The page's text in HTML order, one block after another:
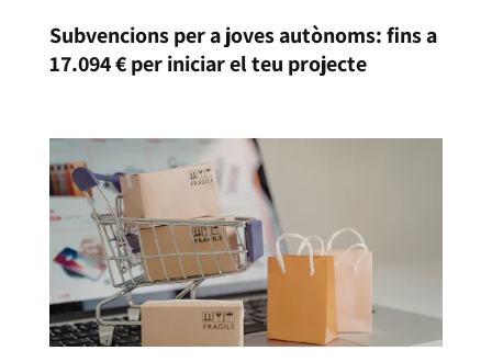
Subvencions per a joves autònoms: fins a
17.094 € per iniciar el teu projecte